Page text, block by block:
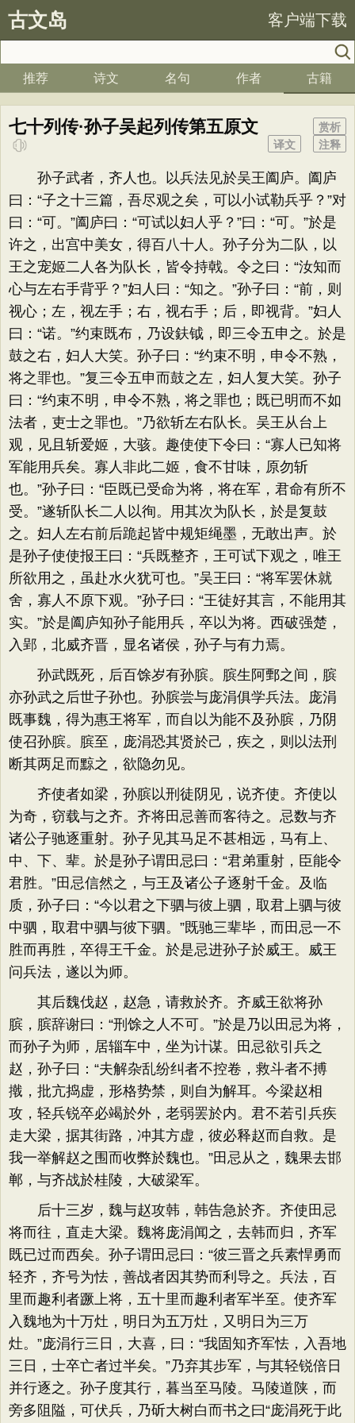
古文岛 客户端下载
推荐 诗文 名句 作者 古籍
七十列传·孙子吴起列传第五原文
赏析
注释
译文
孙子武者，齐人也。以兵法见於吴王阖庐。阖庐
曰：“子之十三篇，吾尽观之矣，可以小试勒兵乎？”对
曰：“可。”阖庐曰：“可试以妇人乎？”曰：“可。”於是
许之，出宫中美女，得百八十人。孙子分为二队，以
王之宠姬二人各为队长，皆令持戟。令之曰：“汝知而
心与左右手背乎？”妇人曰：“知之。”孙子曰：“前，则
视心；左，视左手；右，视右手；后，即视背。”妇人
曰：“诺。”约束既布，乃设鈇钺，即三令五申之。於是
鼓之右，妇人大笑。孙子曰：“约束不明，申令不熟，
将之罪也。”复三令五申而鼓之左，妇人复大笑。孙子
曰：“约束不明，申令不熟，将之罪也；既已明而不如
法者，吏士之罪也。”乃欲斩左右队长。吴王从台上
观，见且斩爱姬，大骇。趣使使下令曰：“寡人已知将
军能用兵矣。寡人非此二姬，食不甘味，原勿斩
也。”孙子曰：“臣既已受命为将，将在军，君命有所不
受。”遂斩队长二人以徇。用其次为队长，於是复鼓
之。妇人左右前后跪起皆中规矩绳墨，无敢出声。於
是孙子使使报王曰：“兵既整齐，王可试下观之，唯王
所欲用之，虽赴水火犹可也。”吴王曰：“将军罢休就
舍，寡人不原下观。”孙子曰：“王徒好其言，不能用其
实。”於是阖庐知孙子能用兵，卒以为将。西破强楚，
入郢，北威齐晋，显名诸侯，孙子与有力焉。
孙武既死，后百馀岁有孙膑。膑生阿鄄之间，膑
亦孙武之后世子孙也。孙膑尝与庞涓俱学兵法。庞涓
既事魏，得为惠王将军，而自以为能不及孙膑，乃阴
使召孙膑。膑至，庞涓恐其贤於己，疾之，则以法刑
断其两足而黥之，欲隐勿见。
齐使者如梁，孙膑以刑徒阴见，说齐使。齐使以
为奇，窃载与之齐。齐将田忌善而客待之。忌数与齐
诸公子驰逐重射。孙子见其马足不甚相远，马有上、
中、下、辈。於是孙子谓田忌曰：“君弟重射，臣能令
君胜。”田忌信然之，与王及诸公子逐射千金。及临
质，孙子曰：“今以君之下驷与彼上驷，取君上驷与彼
中驷，取君中驷与彼下驷。”既驰三辈毕，而田忌一不
胜而再胜，卒得王千金。於是忌进孙子於威王。威王
问兵法，遂以为师。
其后魏伐赵，赵急，请救於齐。齐威王欲将孙
膑，膑辞谢曰：“刑馀之人不可。”於是乃以田忌为将，
而孙子为师，居辎车中，坐为计谋。田忌欲引兵之
赵，孙子曰：“夫解杂乱纷纠者不控卷，救斗者不搏
撠，批亢捣虚，形格势禁，则自为解耳。今梁赵相
攻，轻兵锐卒必竭於外，老弱罢於内。君不若引兵疾
走大梁，据其街路，冲其方虚，彼必释赵而自救。是
我一举解赵之围而收弊於魏也。”田忌从之，魏果去邯
郸，与齐战於桂陵，大破梁军。
后十三岁，魏与赵攻韩，韩告急於齐。齐使田忌
将而往，直走大梁。魏将庞涓闻之，去韩而归，齐军
既已过而西矣。孙子谓田忌曰：“彼三晋之兵素悍勇而
轻齐，齐号为怯，善战者因其势而利导之。兵法，百
里而趣利者蹶上将，五十里而趣利者军半至。使齐军
入魏地为十万灶，明日为五万灶，又明日为三万
灶。”庞涓行三日，大喜，曰：“我固知齐军怯，入吾地
三日，士卒亡者过半矣。”乃弃其步军，与其轻锐倍日
并行逐之。孙子度其行，暮当至马陵。马陵道陕，而
旁多阻隘，可伏兵，乃斫大树白而书之曰“庞涓死于此